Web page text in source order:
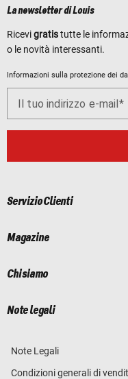
La newsletter di Louis
Ricevigratistutte le
o le novità interessanti.
Informazioni sulla protezione dei
Il tuo indirizzo e-mail
Servizio Clienti
Magazine
Chi siamo
Note legali
Note Legali
Condizioni generali di